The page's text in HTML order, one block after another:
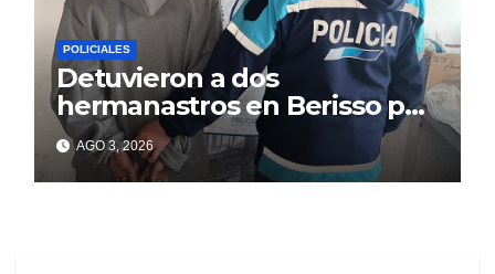
POLICIALES
Detuvieron a dos
hermanastros en Berisso por
matar a puñaladas a un
tatuador
AGO 3, 2026